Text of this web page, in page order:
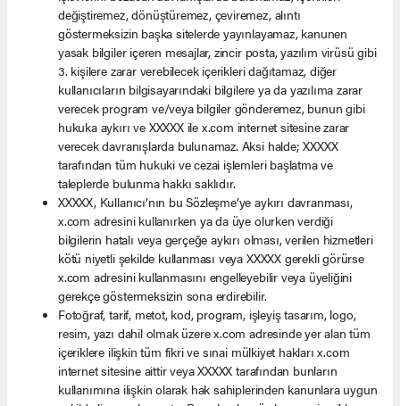
değiştiremez, dönüştüremez, çeviremez, alıntı
göstermeksizin başka sitelerde yayınlayamaz, kanunen
yasak bilgiler içeren mesajlar, zincir posta, yazılım virüsü gibi
3. kişilere zarar verebilecek içerikleri dağıtamaz, diğer
kullanıcıların bilgisayarındaki bilgilere ya da yazılıma zarar
verecek program ve/veya bilgiler gönderemez, bunun gibi
hukuka aykırı ve XXXXX ile x.com internet sitesine zarar
verecek davranışlarda bulunamaz. Aksi halde; XXXXX
tarafından tüm hukuki ve cezai işlemleri başlatma ve
taleplerde bulunma hakkı saklıdır.
XXXXX, Kullanıcı’nın bu Sözleşme’ye aykırı davranması,
x.com adresini kullanırken ya da üye olurken verdiği
bilgilerin hatalı veya gerçeğe aykırı olması, verilen hizmetleri
kötü niyetli şekilde kullanması veya XXXXX gerekli görürse
x.com adresini kullanmasını engelleyebilir veya üyeliğini
gerekçe göstermeksizin sona erdirebilir.
Fotoğraf, tarif, metot, kod, program, işleyiş tasarım, logo,
resim, yazı dahil olmak üzere x.com adresinde yer alan tüm
içeriklere ilişkin tüm fikri ve sınai mülkiyet hakları x.com
internet sitesine aittir veya XXXXX tarafından bunların
kullanımına ilişkin olarak hak sahiplerinden kanunlara uygun